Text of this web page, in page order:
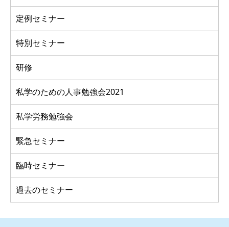
定例セミナー
特別セミナー
研修
私学のための人事勉強会2021
私学労務勉強会
緊急セミナー
臨時セミナー
過去のセミナー